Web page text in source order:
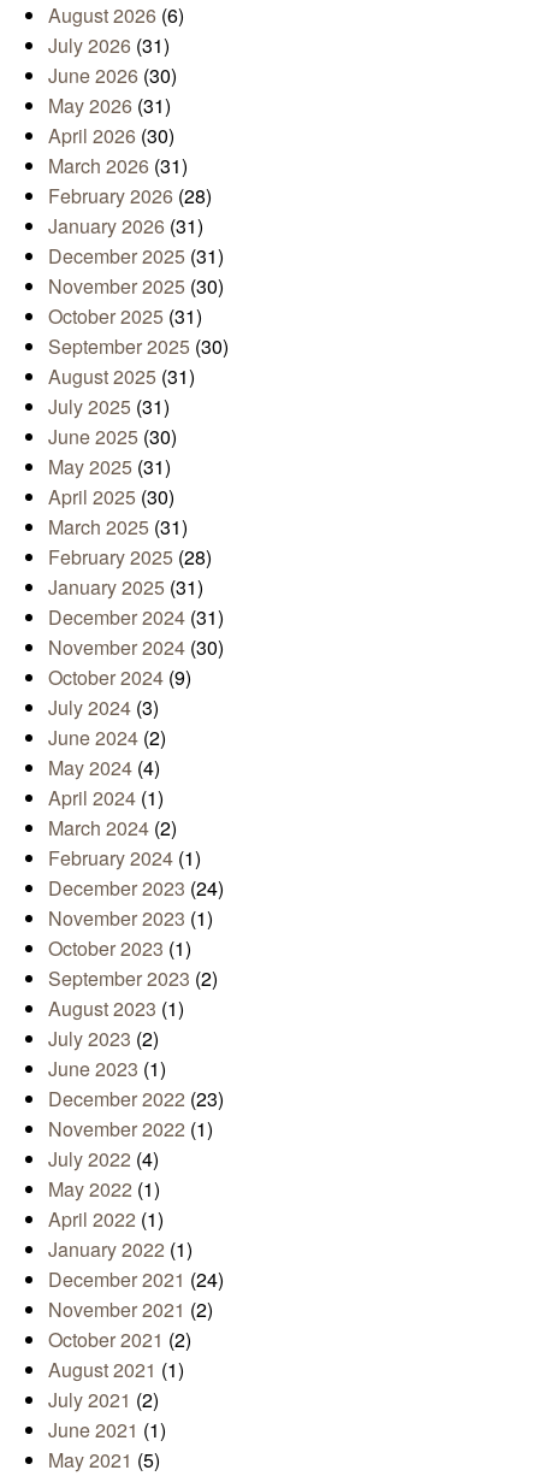
August 2026 (6)
July 2026 (31)
June 2026 (30)
May 2026 (31)
April 2026 (30)
March 2026 (31)
February 2026 (28)
January 2026 (31)
December 2025 (31)
November 2025 (30)
October 2025 (31)
September 2025 (30)
August 2025 (31)
July 2025 (31)
June 2025 (30)
May 2025 (31)
April 2025 (30)
March 2025 (31)
February 2025 (28)
January 2025 (31)
December 2024 (31)
November 2024 (30)
October 2024 (9)
July 2024 (3)
June 2024 (2)
May 2024 (4)
April 2024 (1)
March 2024 (2)
February 2024 (1)
December 2023 (24)
November 2023 (1)
October 2023 (1)
September 2023 (2)
August 2023 (1)
July 2023 (2)
June 2023 (1)
December 2022 (23)
November 2022 (1)
July 2022 (4)
May 2022 (1)
April 2022 (1)
January 2022 (1)
December 2021 (24)
November 2021 (2)
October 2021 (2)
August 2021 (1)
July 2021 (2)
June 2021 (1)
May 2021 (5)